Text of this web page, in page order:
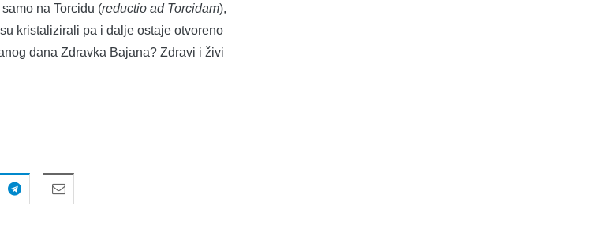
na Torcidu (reductio ad Torcidam),
kristalizirali pa i dalje ostaje otvoreno
dana Zdravka Bajana? Zdravi i živi